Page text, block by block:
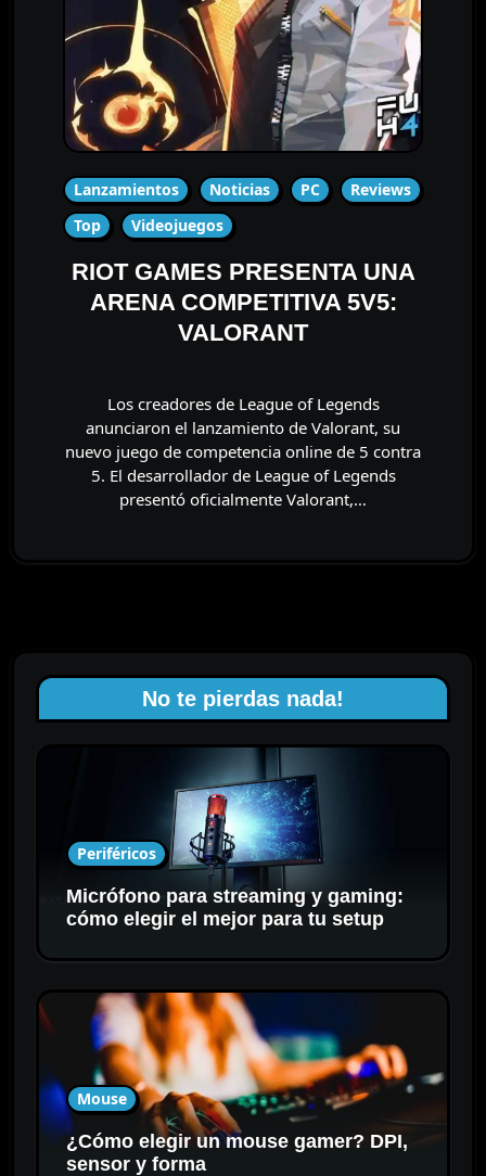
Lanzamientos Noticias PC
Reviews
Top
Videojuegos
RIOT GAMES PRESENTA UNA
ARENA COMPETITIVA 5V5:
VALORANT
Los creadores de League of Legends
anunciaron el lanzamiento de Valorant, su
nuevo juego de competencia online de 5 contra
5. El desarrollador de League of Legends
presentó oficialmente Valorant,…
No te pierdas nada!
Periféricos
Micrófono para streaming y gaming:
cómo elegir el mejor para tu setup
Mouse
¿Cómo elegir un mouse gamer? DPI,
sensor y forma